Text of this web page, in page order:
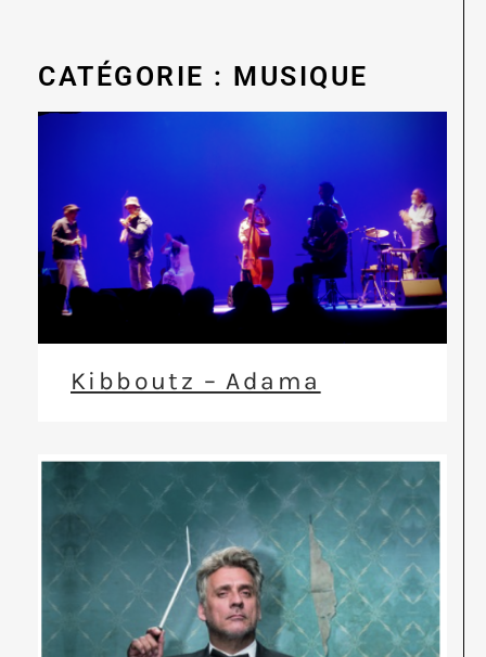
CATÉGORIE : MUSIQUE
Kibboutz – Adama